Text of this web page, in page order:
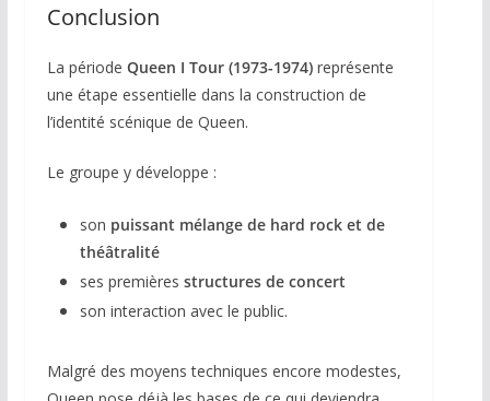
Conclusion
La période Queen I Tour (1973-1974)représente
une étape essentielle dans la construction de
l’identité scénique de Queen.
Le groupe y développe :
son puissant mélange de hard rock et de
théâtralité
ses premières structures de concert
son interaction avec le public.
Malgré des moyens techniques encore modestes,